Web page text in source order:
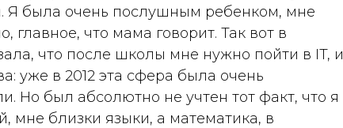
Я была очень послушным ребенком, мне
главное, что мама говорит. Так вот в
что после школы мне нужно пойти в IT, и
уже в 2012 эта сфера была очень
Но был абсолютно не учтен тот факт, что я
мне близки языки, а математика, в